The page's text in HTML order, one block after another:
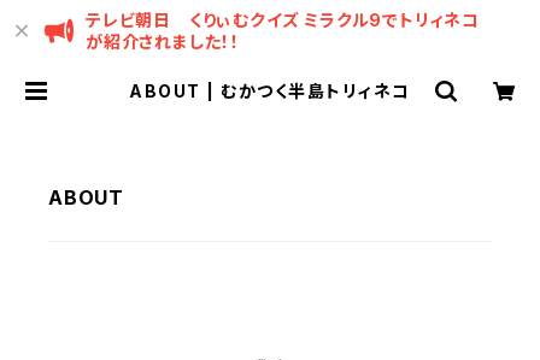
テレビ朝日 くりぃむクイズ ミラクル9でトリィネコ
が紹介されました！！
ABOUT | むかつく半島トリィネコ
ABOUT